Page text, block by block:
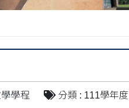
學程 分類 : 111學年度